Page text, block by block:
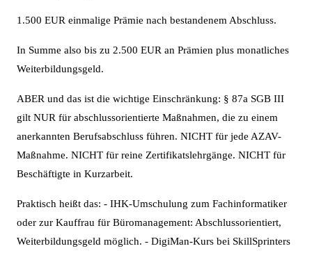
1.500 EUR einmalige Prämie nach bestandenem Abschluss.
In Summe also bis zu 2.500 EUR an Prämien plus monatliches
Weiterbildungsgeld.
ABER und das ist die wichtige Einschränkung: § 87a SGB III
gilt NUR für abschlussorientierte Maßnahmen, die zu einem
anerkannten Berufsabschluss führen. NICHT für jede AZAV-
Maßnahme. NICHT für reine Zertifikatslehrgänge. NICHT für
Beschäftigte in Kurzarbeit.
Praktisch heißt das: - IHK-Umschulung zum Fachinformatiker
oder zur Kauffrau für Büromanagement: Abschlussorientiert,
Weiterbildungsgeld möglich. - DigiMan-Kurs bei SkillSprinters